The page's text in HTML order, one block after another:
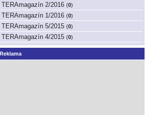
TERAmagazín 2/2016 (0)
TERAmagazín 1/2016 (0)
TERAmagazín 5/2015 (0)
TERAmagazín 4/2015 (0)
Reklama